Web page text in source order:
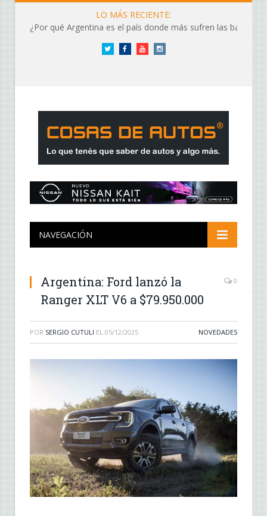
LO MÁS RECIENTE:
¿Por qué Argentina es el país donde más sufren las baterías?
Twitter FacebookYouTubeInstagram
NAVEGACIÓN
Argentina: Ford lanzó la
Ranger XLT V6 a $79.950.000
0
POR SERGIO CUTULI EL 05/12/2025 NOVEDADES